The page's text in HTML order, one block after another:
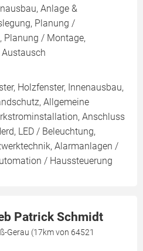
Anlage &
Planung /
Planung / Montage,
Holzfenster, Innenausbau,
Allgemeine
Anschluss
LED / Beleuchtung,
Alarmanlagen /
/ Haussteuerung
Patrick Schmidt
Gerau (17km von 64521